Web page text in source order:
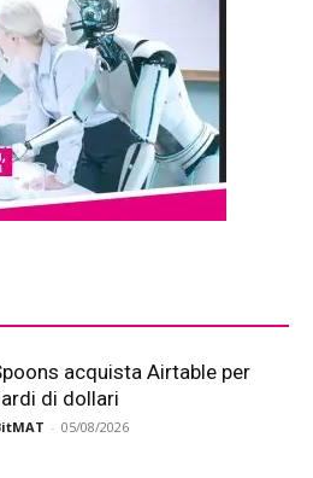
acquista Airtable per
di dollari
- 05/08/2026